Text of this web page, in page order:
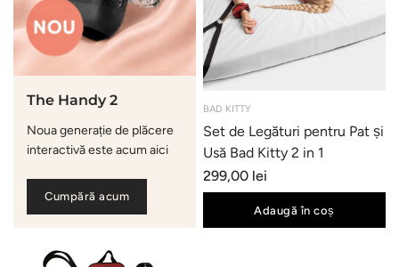
The Handy 2
Noua generație de plăcere
interactivă este acum aici
Cumpără acum
BAD KITTY
Set de Legături pentru Pat și
Usă Bad Kitty 2 in 1
299,00 lei
Adaugă în coș